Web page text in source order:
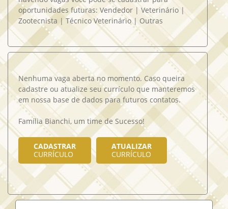
oportunidades futuras: Vendedor | Veterinário |
Zootecnista | Técnico Veterinário | Outras
Nenhuma vaga aberta no momento. Caso queira
cadastre ou atualize seu currículo que manteremos
em nossa base de dados para futuros contatos.
Família Bianchi, um time de Sucesso!
CADASTRAR
CURRÍCULO
ATUALIZAR
CURRÍCULO